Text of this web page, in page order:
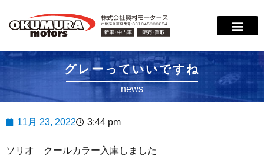
グレーっていいですね
news
11月 23, 2022 3:44 pm
ソリオ クールカラー入庫しました